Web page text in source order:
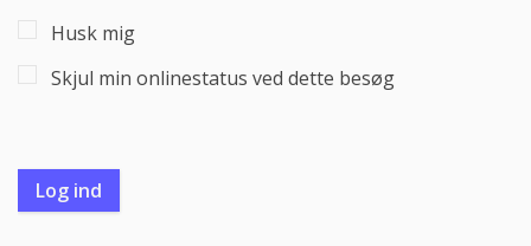
Husk mig
Skjul min onlinestatus ved dette besøg